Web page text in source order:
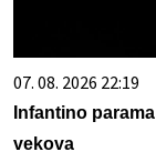
07. 08. 2026 22:19
Infantino
vekova